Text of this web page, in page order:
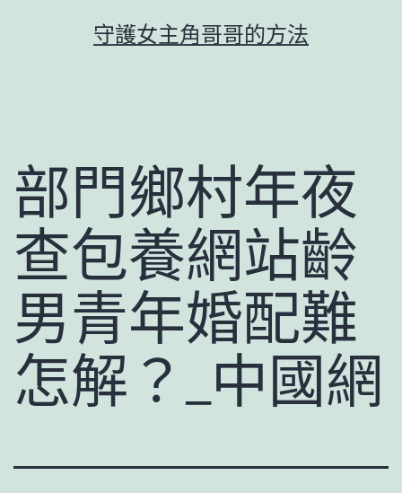
守護女主角哥哥的方法
部門鄉村年夜
查包養網站齡
男青年婚配難
怎解？_中國網